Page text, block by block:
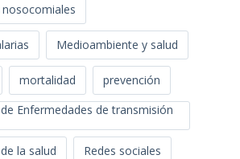
Medioambiente y salud
mortalidad
prevención
Enfermedades de transmisión
la salud
Redes sociales